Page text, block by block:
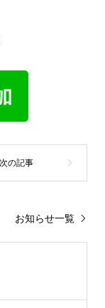
お知らせ一覧